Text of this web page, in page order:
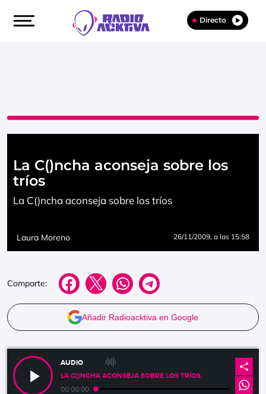
Directo
La C()ncha aconseja sobre los
tríos
La C()ncha aconseja sobre los tríos
Laura Moreno 26/11/2009, a las 15:58
Comparte:
Añadir Radioacktiva en Google
AUDIO
LA C()NCHA ACONSEJA SOBRE LOS TRÍOS
00:00:00